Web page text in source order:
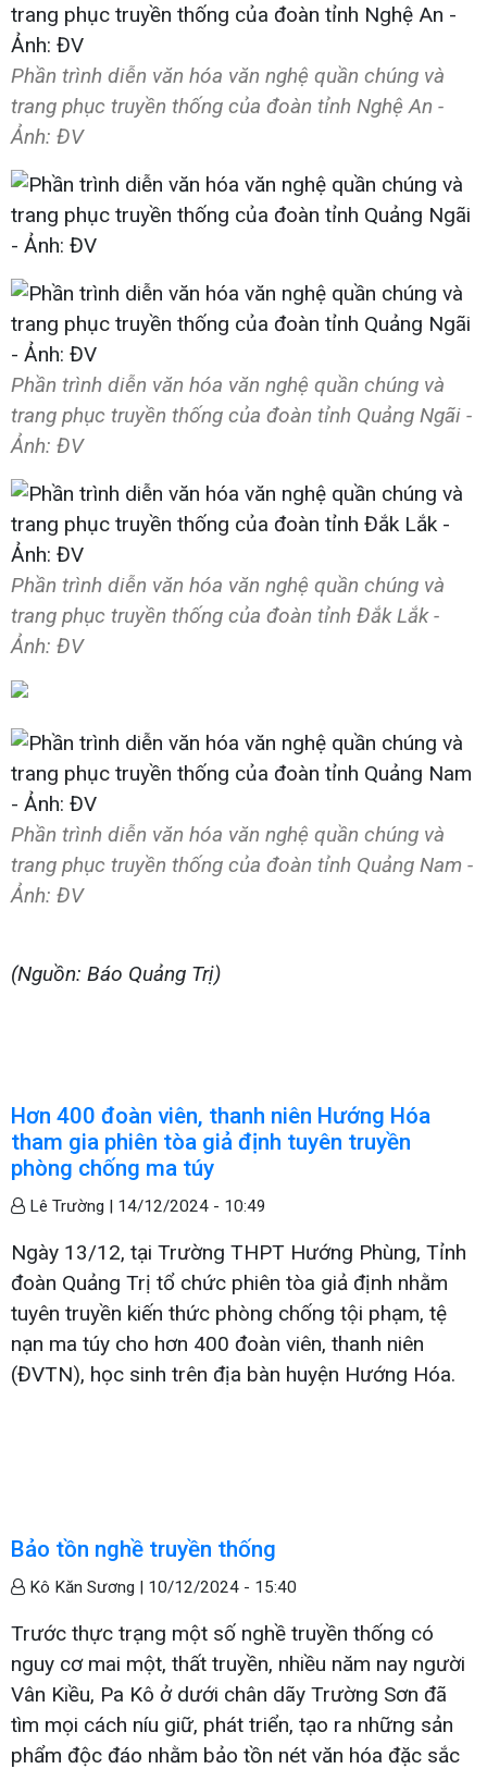
Phần trình diễn văn hóa văn nghệ quần chúng và
trang phục truyền thống của đoàn tỉnh Nghệ An -
Ảnh: ĐV
Phần trình diễn văn hóa văn nghệ quần chúng và
trang phục truyền thống của đoàn tỉnh Quảng Ngãi -
Ảnh: ĐV
Phần trình diễn văn hóa văn nghệ quần chúng và
trang phục truyền thống của đoàn tỉnh Đắk Lắk -
Ảnh: ĐV
Phần trình diễn văn hóa văn nghệ quần chúng và
trang phục truyền thống của đoàn tỉnh Quảng Nam -
Ảnh: ĐV
(Nguồn: Báo Quảng Trị)
Hơn 400 đoàn viên, thanh niên Hướng Hóa
tham gia phiên tòa giả định tuyên truyền
phòng chống ma túy
Lê Trường | 14/12/2024 - 10:49
Ngày 13/12, tại Trường THPT Hướng Phùng, Tỉnh
đoàn Quảng Trị tổ chức phiên tòa giả định nhằm
tuyên truyền kiến thức phòng chống tội phạm, tệ
nạn ma túy cho hơn 400 đoàn viên, thanh niên
(ĐVTN), học sinh trên địa bàn huyện Hướng Hóa.
Bảo tồn nghề truyền thống
Kô Kăn Sương | 10/12/2024 - 15:40
Trước thực trạng một số nghề truyền thống có
nguy cơ mai một, thất truyền, nhiều năm nay người
Vân Kiều, Pa Kô ở dưới chân dãy Trường Sơn đã
tìm mọi cách níu giữ, phát triển, tạo ra những sản
phẩm độc đáo nhằm bảo tồn nét văn hóa đặc sắc